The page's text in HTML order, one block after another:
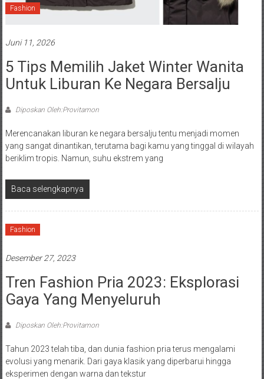
Fashion
Juni 11, 2026
5 Tips Memilih Jaket Winter Wanita
Untuk Liburan Ke Negara Bersalju
Diposkan Oleh:Provitamon
Merencanakan liburan ke negara bersalju tentu menjadi momen
yang sangat dinantikan, terutama bagi kamu yang tinggal di wilayah
beriklim tropis. Namun, suhu ekstrem yang
Baca selengkapnya
Fashion
Desember 27, 2023
Tren Fashion Pria 2023: Eksplorasi
Gaya Yang Menyeluruh
Diposkan Oleh:Provitamon
Tahun 2023 telah tiba, dan dunia fashion pria terus mengalami
evolusi yang menarik. Dari gaya klasik yang diperbarui hingga
eksperimen dengan warna dan tekstur